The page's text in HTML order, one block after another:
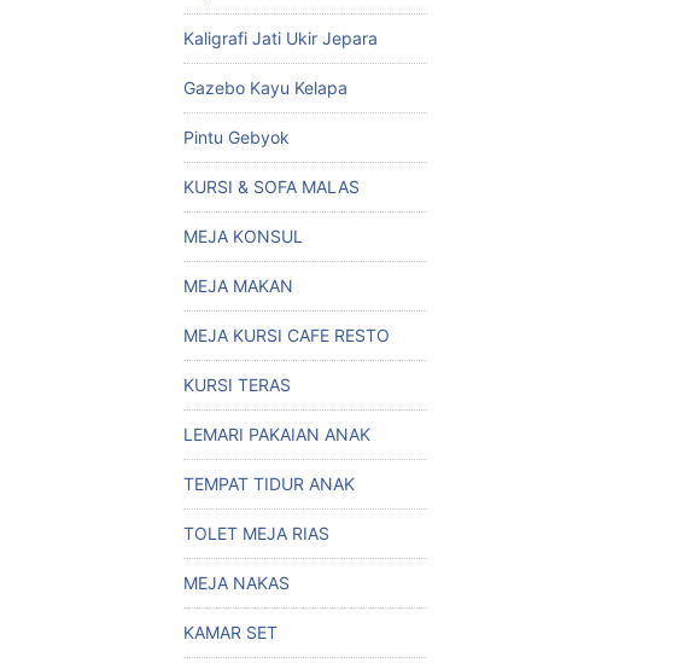
Kaligrafi Jati Ukir Jepara
Gazebo Kayu Kelapa
Pintu Gebyok
KURSI & SOFA MALAS
MEJA KONSUL
MEJA MAKAN
MEJA KURSI CAFE RESTO
KURSI TERAS
LEMARI PAKAIAN ANAK
TEMPAT TIDUR ANAK
TOLET MEJA RIAS
MEJA NAKAS
KAMAR SET